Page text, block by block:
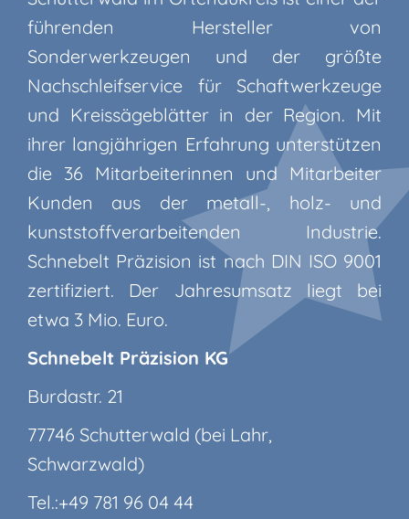
führenden Hersteller von
Sonderwerkzeugen und der größte
Nachschleifservice für Schaftwerkzeuge
und Kreissägeblätter in der Region. Mit
ihrer langjährigen Erfahrung unterstützen
die 36 Mitarbeiterinnen und Mitarbeiter
Kunden aus der metall-, holz- und
kunststoffverarbeitenden Industrie.
Schnebelt Präzision ist nach DIN ISO 9001
zertifiziert. Der Jahresumsatz liegt bei
etwa 3 Mio. Euro.
Schnebelt Präzision KG
Burdastr. 21
77746 Schutterwald (bei Lahr,
Schwarzwald)
Tel.:+49 781 96 04 44